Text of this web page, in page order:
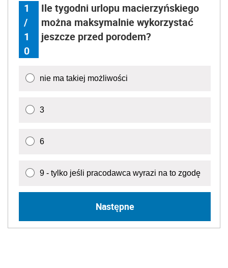
1
/
1
0
Ile tygodni urlopu macierzyńskiego
można maksymalnie wykorzystać
jeszcze przed porodem?
nie ma takiej możliwości
3
6
9 - tylko jeśli pracodawca wyrazi na to zgodę
Następne